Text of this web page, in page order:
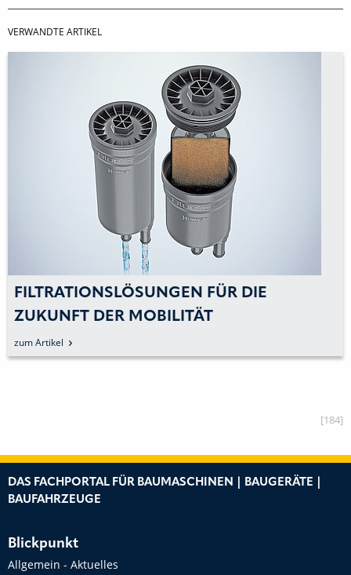
VERWANDTE ARTIKEL
FÜR DIE
DER MOBILITÄT
Artikel
[184]
DAS FACHPORTAL FÜR BAUMASCHINEN | BAUGERÄTE |
BAUFAHRZEUGE
Blickpunkt
Allgemein - Aktuelles